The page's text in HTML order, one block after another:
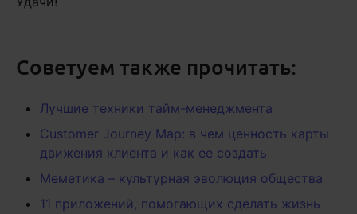
Советуем также прочитать:
Лучшие техники тайм-менеджмента
Customer Journey Map: в чем ценность карты
движения клиента и как ее создать
Меметика – культурная эволюция общества
11 приложений, помогающих сделать жизнь